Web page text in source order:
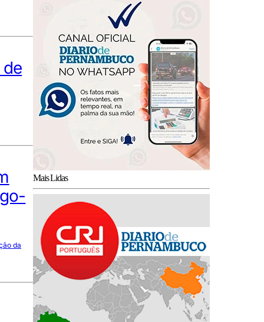
da
Mais Lidas